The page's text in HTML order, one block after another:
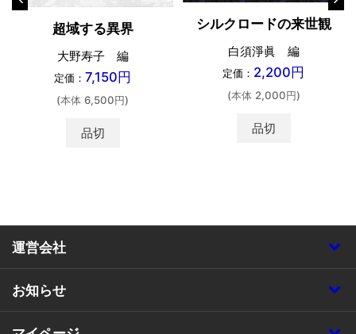
超域する異界
大野寿子 編
定価： 7,150円
(本体 6,500円)
品切
シルクロードの来世観
白須淨眞 編
定価： 2,200円
(本体 2,000円)
品切
運営会社
お知らせ